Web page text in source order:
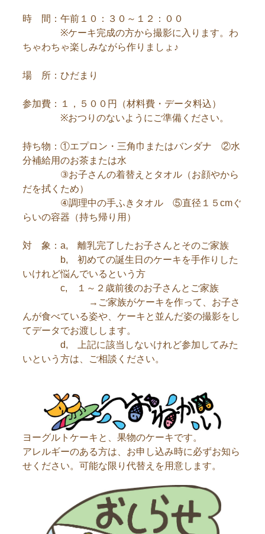
時 間：午前１０：３０～１２：００
※ケーキ完成の方から撮影に入ります。わ
ちゃわちゃ楽しみながら作りましょ♪
場 所：ひだまり
参加費：１，５００円（材料費・データ料込）
※おつりのないようにご準備ください。
持ち物：①エプロン・三角巾またはバンダナ ②水
分補給用のお茶または水
③お子さんの着替えとタオル（お顔やから
だを拭くため）
④調理中の手ふきタオル ⑤直径１５cmぐ
らいの容器（持ち帰り用）
対 象：a, 離乳完了したお子さんとそのご家族
b, 初めての誕生日のケーキを手作りした
いけれど悩んでいるという方
c, １～２歳前後のお子さんとご家族
→ご家族がケーキを作って、お子さ
んが食べている姿や、ケーキと並んだ姿の撮影をし
てデータでお渡しします。
d, 上記に該当しないけれど参加してみた
いという方は、ご相談ください。
ヨーグルトケーキと、果物のケーキです。
アレルギーのある方は、お申し込み時に必ずお知ら
せください。可能な限り代替えを用意します。